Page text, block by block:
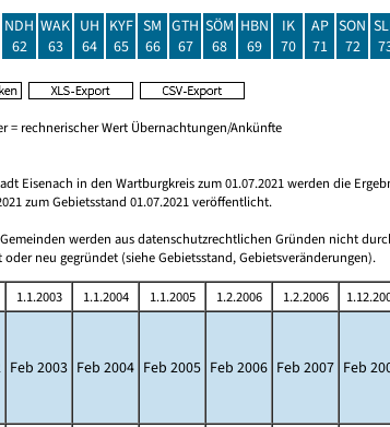
NDH
62
WAK
63
UH
64
KYF
65
SM
66
GTH
67
SÖM
68
HBN
69
IK
70
AP
71
SON
72
rechnerischer Wert Übernachtungen/Ankünfte
Eisenach in den Wartburgkreis zum 01.07.2021 werden die
zum Gebietsstand 01.07.2021 veröffentlicht.
werden aus datenschutzrechtlichen Gründen nicht
neu gegründet (siehe Gebietsstand, Gebietsveränderungen).
1.1.2003 1.1.2004 1.1.2005 1.2.2006 1.2.2006
Feb 2003 Feb 2004 Feb 2005 Feb 2006 Feb 2007 Feb